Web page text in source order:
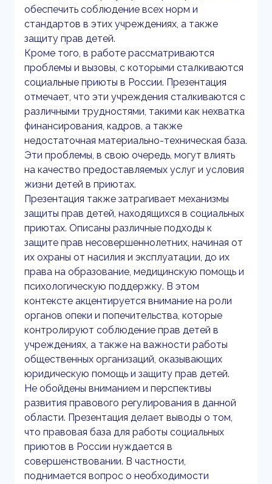
обеспечить соблюдение всех норм и
стандартов в этих учреждениях, а также
защиту прав детей.
Кроме того, в работе рассматриваются
проблемы и вызовы, с которыми сталкиваются
социальные приюты в России. Презентация
отмечает, что эти учреждения сталкиваются с
различными трудностями, такими как нехватка
финансирования, кадров, а также
недостаточная материально-техническая база.
Эти проблемы, в свою очередь, могут влиять
на качество предоставляемых услуг и условия
жизни детей в приютах.
Презентация также затрагивает механизмы
защиты прав детей, находящихся в социальных
приютах. Описаны различные подходы к
защите прав несовершеннолетних, начиная от
их охраны от насилия и эксплуатации, до их
права на образование, медицинскую помощь и
психологическую поддержку. В этом
контексте акцентируется внимание на роли
органов опеки и попечительства, которые
контролируют соблюдение прав детей в
учреждениях, а также на важности работы
общественных организаций, оказывающих
юридическую помощь и защиту прав детей.
Не обойдены вниманием и перспективы
развития правового регулирования в данной
области. Презентация делает выводы о том,
что правовая база для работы социальных
приютов в России нуждается в
совершенствовании. В частности,
поднимается вопрос о необходимости